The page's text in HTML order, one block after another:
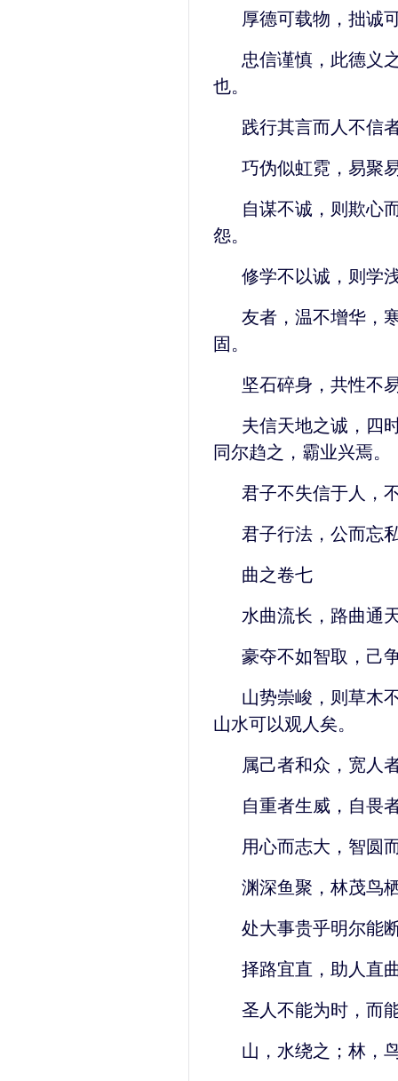
厚德可载物，拙诚
忠信谨慎，此德义
也。
践行其言而人不信
巧伪似虹霓，易聚
自谋不诚，则欺心
怨。
修学不以诚，则学
友者，温不增华，
固。
坚石碎身，共性不
夫信天地之诚，四
同尔趋之，霸业兴焉。
君子不失信于人，
君子行法，公而忘
曲之卷七
水曲流长，路曲通
豪夺不如智取，己
山势崇峻，则草木
山水可以观人矣。
属己者和众，宽人
自重者生威，自畏
用心而志大，智圆
渊深鱼聚，林茂鸟
处大事贵乎明尔能
择路宜直，助人直
圣人不能为时，而
山，水绕之；林，